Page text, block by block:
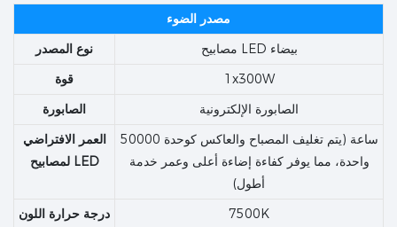
مصدر الضوء
نوع المصدر
مصابيح LED بيضاء
قوة
1x300W
الصابورة
الصابورة الإلكترونية
العمر الافتراضي
لمصابيح LED
50000 ساعة (يتم تغليف المصباح والعاكس كوحدة
واحدة، مما يوفر كفاءة إضاءة أعلى وعمر خدمة
أطول)
درجة حرارة اللون
7500K